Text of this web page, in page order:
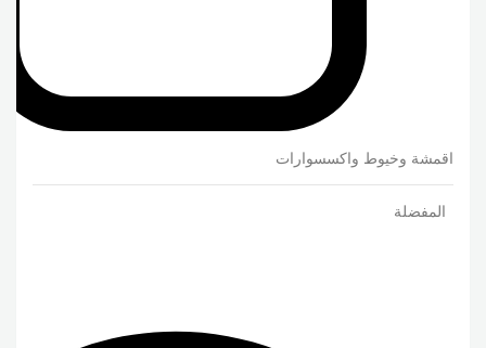
اقمشة وخيوط واكسسوارات
المفضلة